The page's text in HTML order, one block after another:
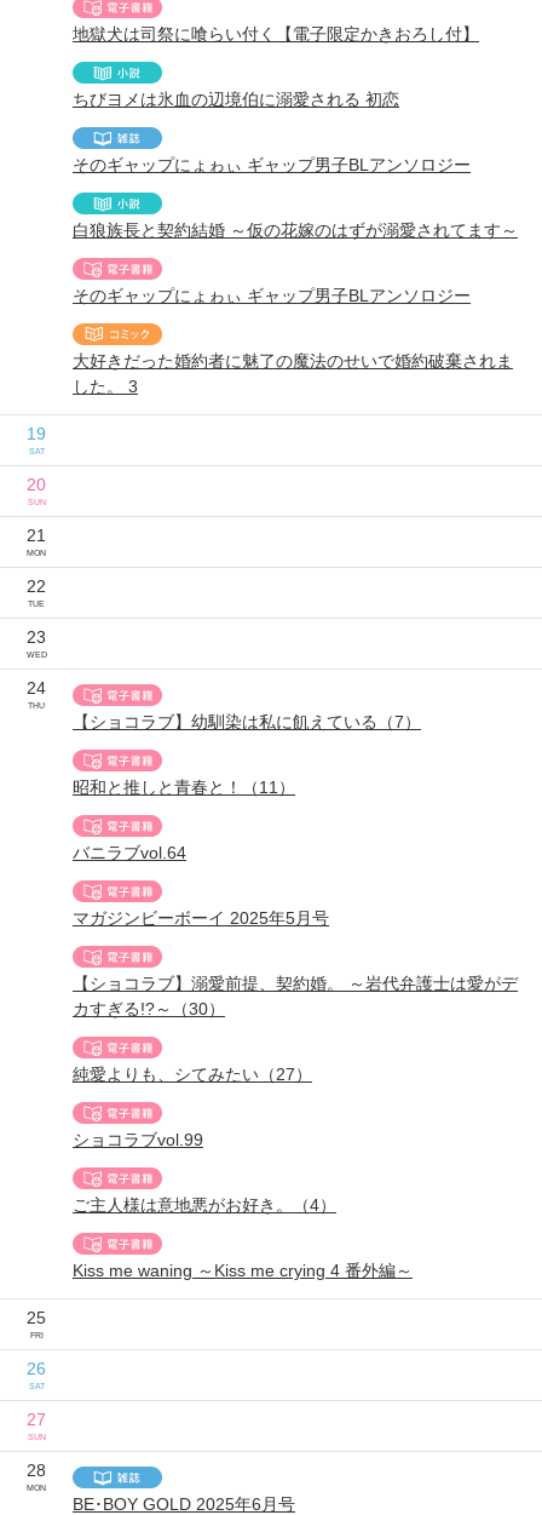
地獄犬は司祭に喰らい付く【電子限定かきおろし付】
ちびヨメは氷血の辺境伯に溺愛される 初恋
そのギャップにょゎぃ ギャップ男子BLアンソロジー
白狼族長と契約結婚 ～仮の花嫁のはずが溺愛されてます～
そのギャップにょゎぃ ギャップ男子BLアンソロジー
大好きだった婚約者に魅了の魔法のせいで婚約破棄されま
した。 3
19
SAT
20
SUN
21
MON
22
TUE
23
WED
24
THU
【ショコラブ】幼馴染は私に飢えている（7）
昭和と推しと青春と！（11）
バニラブvol.64
マガジンビーボーイ 2025年5月号
【ショコラブ】溺愛前提、契約婚。 ～岩代弁護士は愛がデ
カすぎる!?～（30）
純愛よりも、シてみたい（27）
ショコラブvol.99
ご主人様は意地悪がお好き。（4）
Kiss me waning ～Kiss me crying 4 番外編～
25
FRI
26
SAT
27
SUN
28
MON
BE･BOY GOLD 2025年6月号